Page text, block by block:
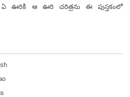
ఊరికి ఆ ఊరి చరిత్రను ఈ పుస్తకంలో